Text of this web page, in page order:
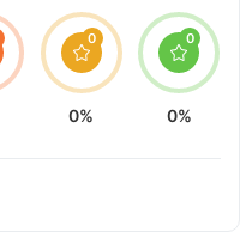
0
0%
0
0%